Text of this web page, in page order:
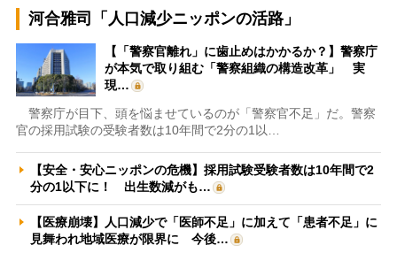
河合雅司「人口減少ニッポンの活路」
【「警察官離れ」に歯止めはかかるか？】警察庁
が本気で取り組む「警察組織の構造改革」 実
現…
警察庁が目下、頭を悩ませているのが「警察官不足」だ。警察
官の採用試験の受験者数は10年間で2分の1以…
【安全・安心ニッポンの危機】採用試験受験者数は10年間で2
分の1以下に！ 出生数減がも…
【医療崩壊】人口減少で「医師不足」に加えて「患者不足」に
見舞われ地域医療が限界に 今後…